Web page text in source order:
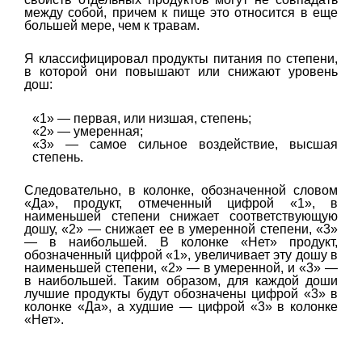
между собой, причем к пище это относится в еще
большей мере, чем к травам.
Я классифицировал продукты питания по степени,
в которой они повышают или снижают уровень
дош:
«1» — первая, или низшая, степень;
«2» — умеренная;
«3» — самое сильное воздействие, высшая
степень.
Следовательно, в колонке, обозначенной словом
«Да», продукт, отмеченный цифрой «1», в
наименьшей степени снижает соответствующую
дошу, «2» — снижает ее в умеренной степени, «3»
— в наибольшей. В колонке «Нет» продукт,
обозначенный цифрой «1», увеличивает эту дошу в
наименьшей степени, «2» — в умеренной, и «3» —
в наибольшей. Таким образом, для каждой доши
лучшие продукты будут обозначены цифрой «3» в
колонке «Да», а худшие — цифрой «3» в колонке
«Нет».